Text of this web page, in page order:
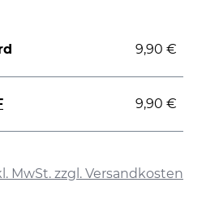
MwSt. zzgl. Versandkosten
9,90 €
9,90 €